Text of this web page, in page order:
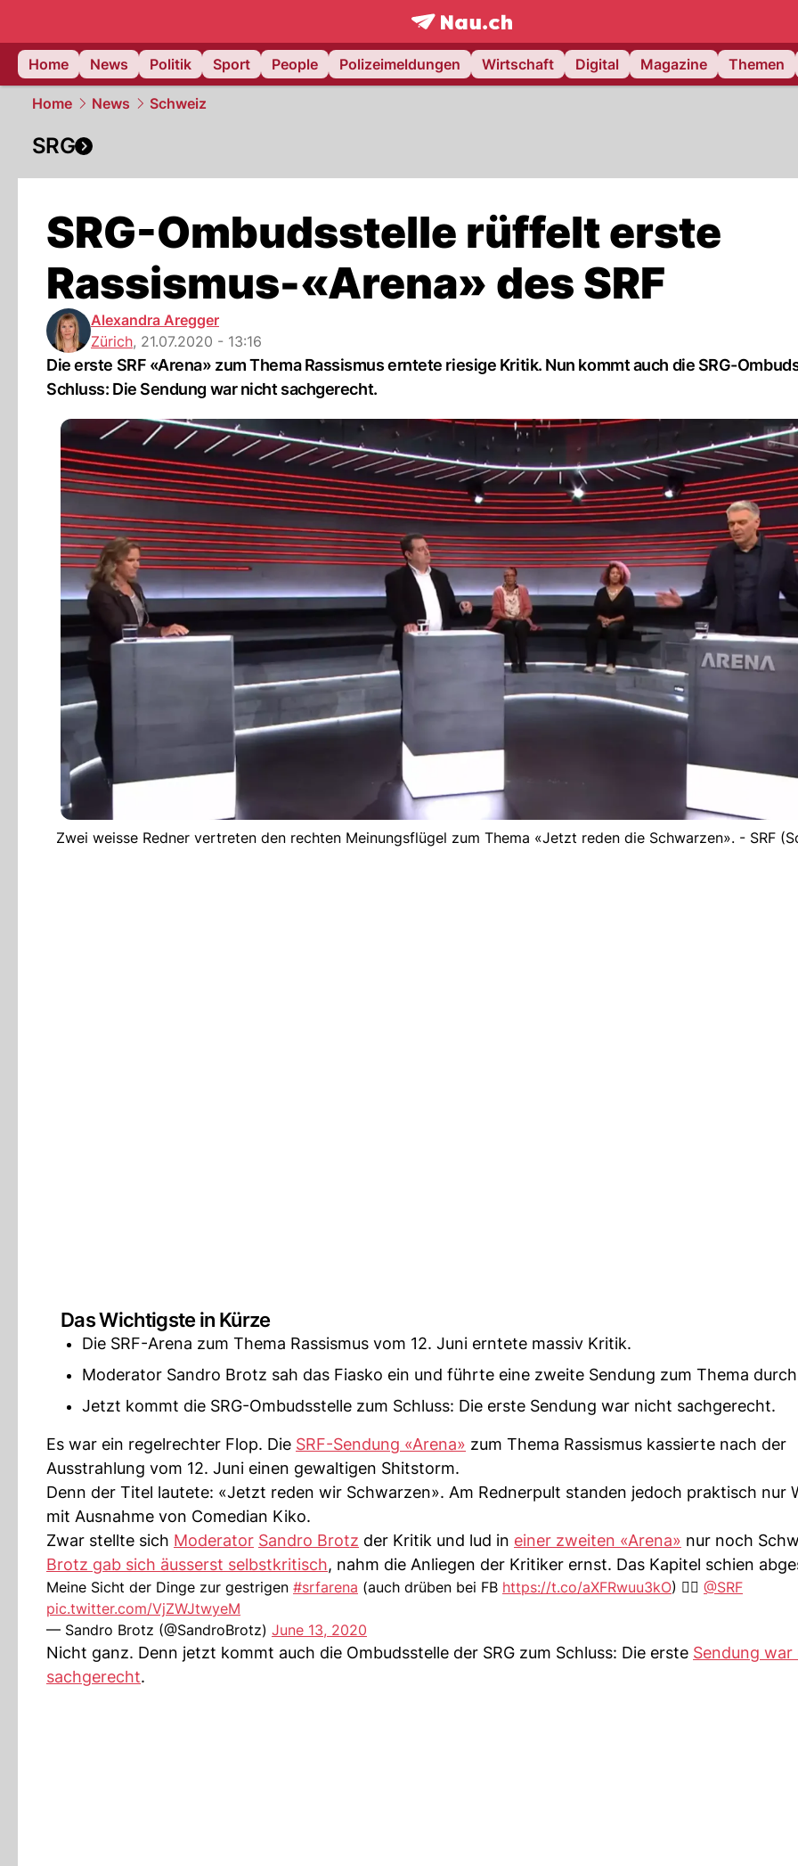
frontpage.NAU.ch
Home
News Politik Sport People Polizeimeldungen Wirtschaft Digital Magazine Themen
Home News Schweiz
SRG
SRG-Ombudsstelle rüffelt erste
Rassismus-«Arena» des SRF
Alexandra Aregger
Zürich, 21.07.2020 - 13:16
Die erste SRF «Arena» zum Thema Rassismus erntete riesige Kritik. Nun kommt auch die SRG-
Schluss: Die Sendung war nicht sachgerecht.
Zwei weisse Redner vertreten den rechten Meinungsflügel zum Thema «Jetzt reden die Schwarzen». - SRF
Das Wichtigste in Kürze
Die SRF-Arena zum Thema Rassismus vom 12. Juni erntete massiv Kritik.
Moderator Sandro Brotz sah das Fiasko ein und führte eine zweite Sendung zum Thema
Jetzt kommt die SRG-Ombudsstelle zum Schluss: Die erste Sendung war nicht sachgerecht.
Es war ein regelrechter Flop. Die SRF-Sendung «Arena» zum Thema Rassismus kassierte nach der
Ausstrahlung vom 12. Juni einen gewaltigen Shitstorm.
Denn der Titel lautete: «Jetzt reden wir Schwarzen». Am Rednerpult standen jedoch praktisch nur
mit Ausnahme von Comedian Kiko.
Zwar stellte sich Moderator Sandro Brotz der Kritik und lud in einer zweiten «Arena» nur noch
Brotz gab sich äusserst selbstkritisch, nahm die Anliegen der Kritiker ernst. Das Kapitel schien
Meine Sicht der Dinge zur gestrigen #srfarena (auch drüben bei FB https://t.co/aXFRwuu3kO) 👇🏻 @SRF
pic.twitter.com/VjZWJtwyeM
— Sandro Brotz (@SandroBrotz) June 13, 2020
Nicht ganz. Denn jetzt kommt auch die Ombudsstelle der SRG zum Schluss: Die erste Sendung war
sachgerecht.